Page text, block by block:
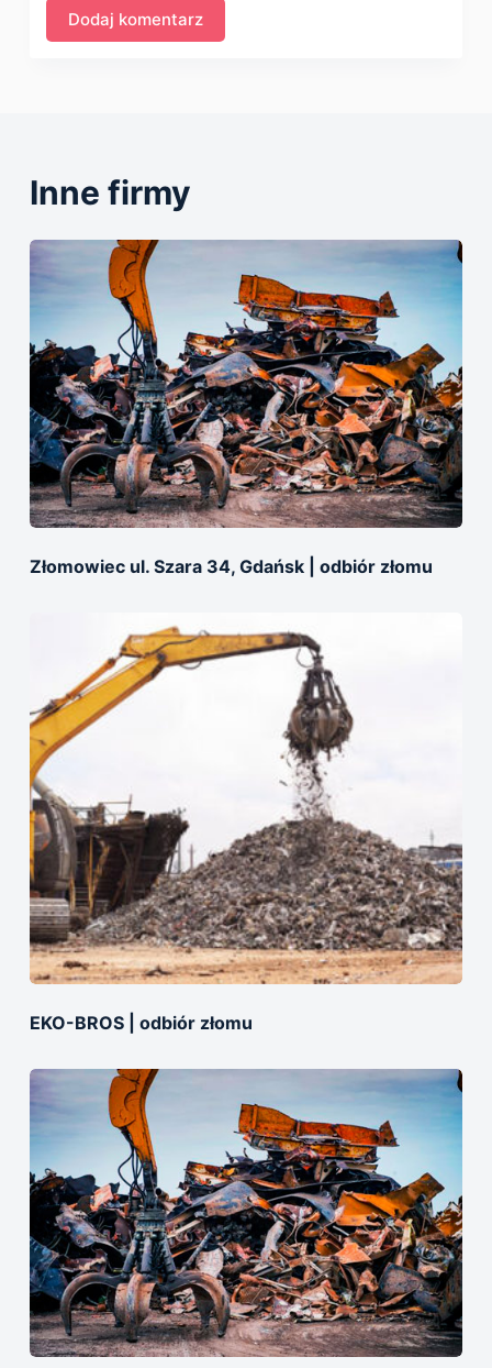
Inne firmy
Złomowiec ul. Szara 34, Gdańsk | оdbiór złomu
EKO-BROS | оdbiór złomu